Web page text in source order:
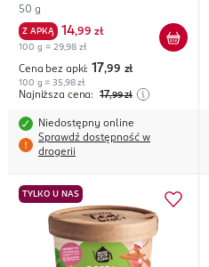
50 g
Z APKĄ 14,99 zł
100 g = 29,98 zł
Cena bez apki: 17,99 zł
100 g = 35,98 zł
Najniższa cena: 17,99 zł
Niedostępny online
Sprawdź dostępność w
drogerii
TYLKO U NAS